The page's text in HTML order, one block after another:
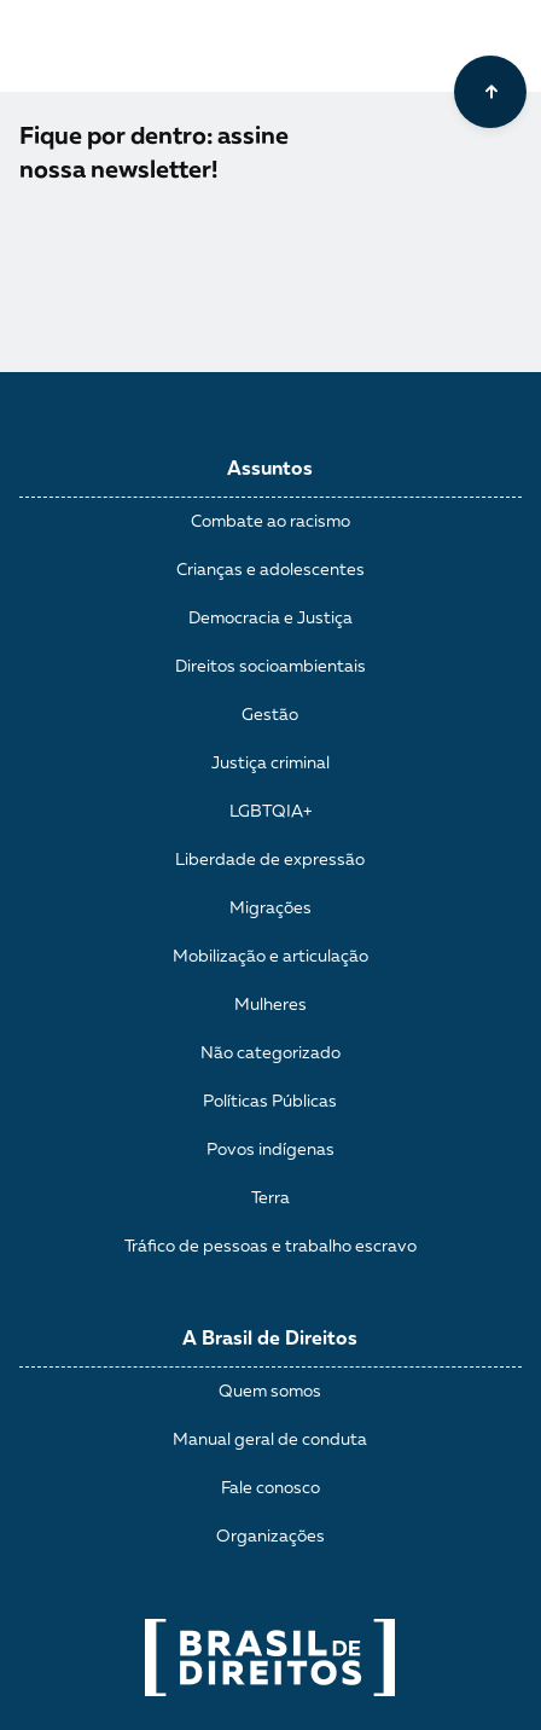
Fique por dentro: assine
nossa newsletter!
A Brasil de Direitos
Quem somos
Manual geral de conduta
Fale conosco
Organizações
Assuntos
Combate ao racismo
Crianças e adolescentes
Democracia e Justiça
Direitos socioambientais
Gestão
Justiça criminal
LGBTQIA+
Liberdade de expressão
Migrações
Mobilização e articulação
Mulheres
Não categorizado
Políticas Públicas
Povos indígenas
Terra
Tráfico de pessoas e trabalho escravo